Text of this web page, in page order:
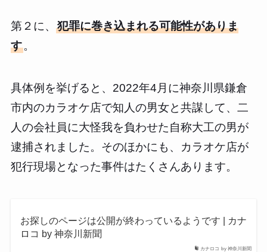
第２に、 犯罪に巻き込まれる可能性がありま
す。
具体例を挙げると、2022年4月に神奈川県鎌倉
市内のカラオケ店で知人の男女と共謀して、二
人の会社員に大怪我を負わせた自称大工の男が
逮捕されました。そのほかにも、カラオケ店が
犯行現場となった事件はたくさんあります。
カナロコ by 神奈川新聞
お探しのページは公開が終わっているようです | カナ
ロコ by 神奈川新聞